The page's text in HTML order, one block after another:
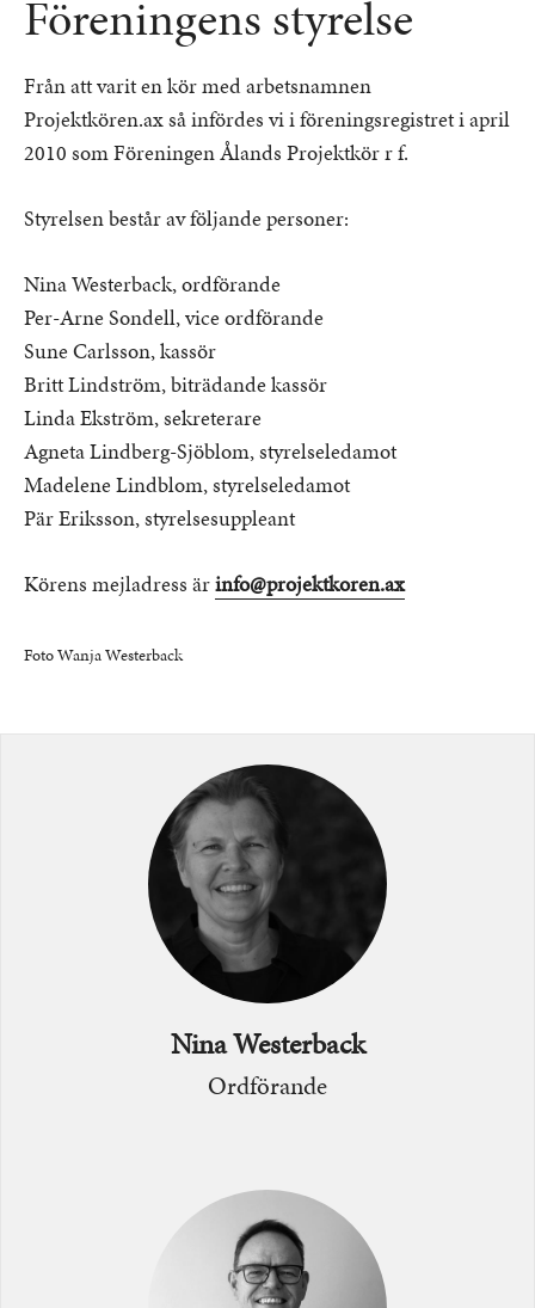
Föreningens styrelse
Från att varit en kör med arbetsnamnen
Projektkören.ax så infördes vi i föreningsregistret i april
2010 som Föreningen Ålands Projektkör r f.
Styrelsen består av följande personer:
Nina Westerback, ordförande
Per-Arne Sondell, vice ordförande
Sune Carlsson, kassör
Britt Lindström, biträdande kassör
Linda Ekström, sekreterare
Agneta Lindberg-Sjöblom, styrelseledamot
Madelene Lindblom, styrelseledamot
Pär Eriksson, styrelsesuppleant
Körens mejladress ärinfo@projektkoren.ax
Foto Wanja Westerback
Nina Westerback
Ordförande